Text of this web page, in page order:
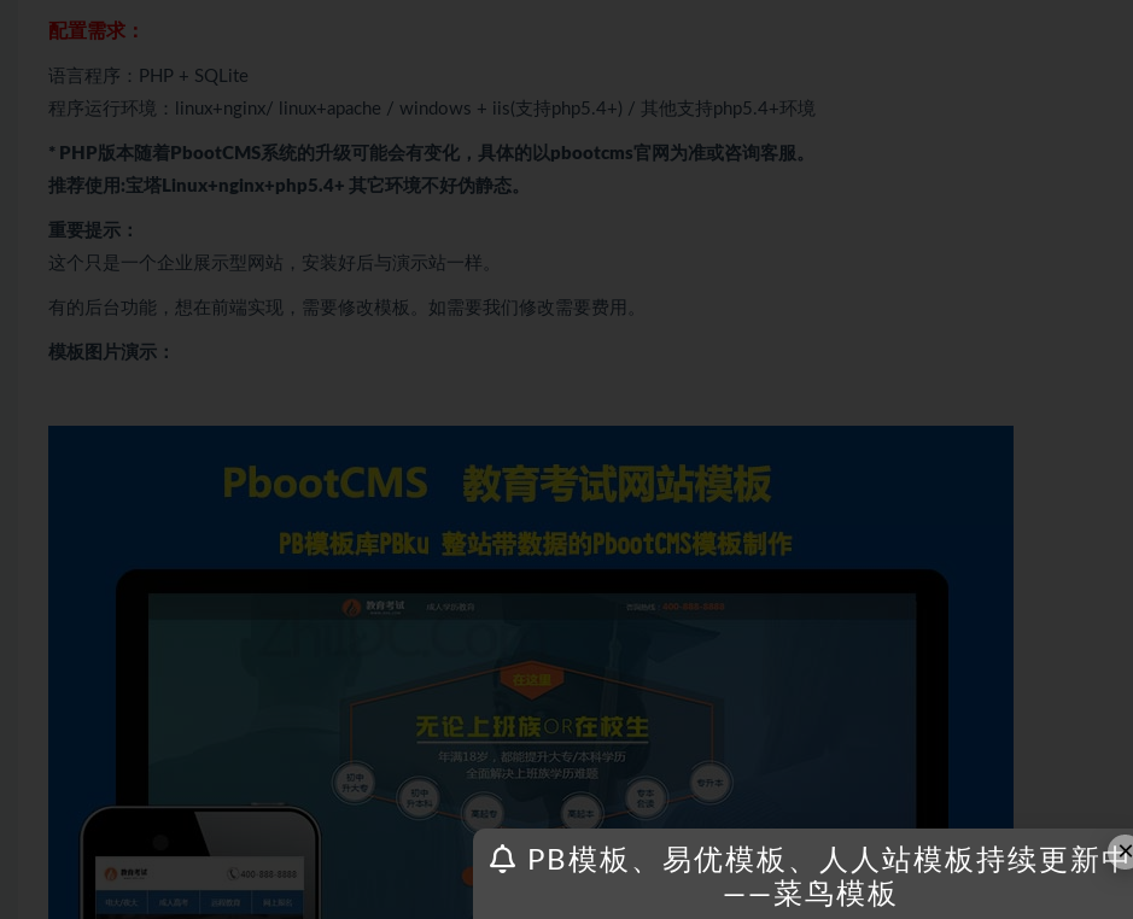
配置需求：
语言程序：PHP + SQLite
程序运行环境：linux+nginx/ linux+apache / windows + iis(支持php5.4+) / 其他支持php5.4+环境
* PHP版本随着PbootCMS系统的升级可能会有变化，具体的以pbootcms官网为准或咨询客服。
推荐使用:宝塔Linux+nginx+php5.4+ 其它环境不好伪静态。
重要提示：
这个只是一个企业展示型网站，安装好后与演示站一样。
有的后台功能，想在前端实现，需要修改模板。如需要我们修改需要费用。
模板图片演示：
×
PB模板、易优模板、人人站模板持续更新中
——菜鸟模板